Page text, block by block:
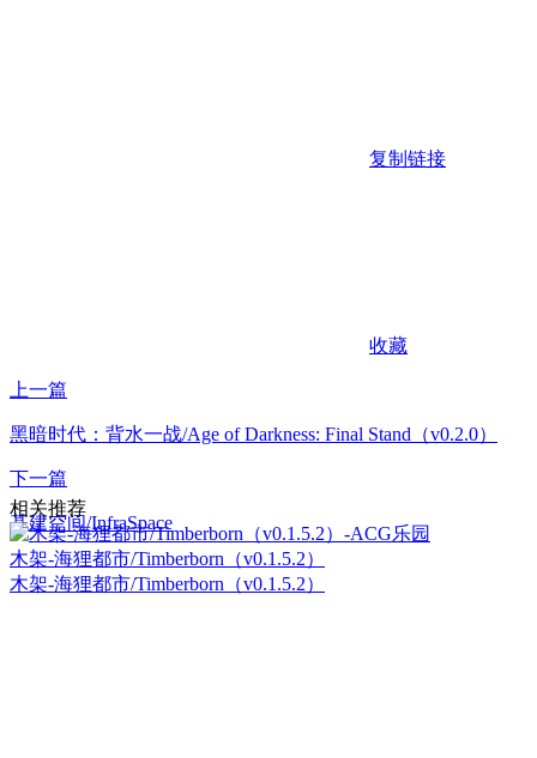
复制链接
收藏
上一篇
黑暗时代：背水一战/Age of Darkness: Final Stand（v0.2.0）
下一篇
基建空间/InfraSpace
相关推荐
木架-海狸都市/Timberborn（v0.1.5.2）
木架-海狸都市/Timberborn（v0.1.5.2）